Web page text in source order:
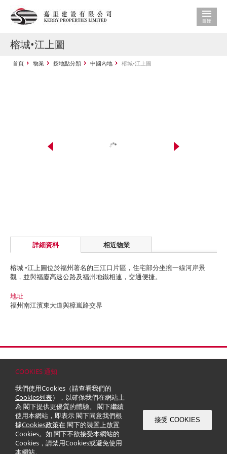
COOKIES 通知
我們使用Cookies（請查看我們的
Cookies列表），以確保我們在網站上
為 閣下提供更優質的體驗。 閣下繼續
使用本網站，即表示 閣下同意我們根
據Cookies政策在 閣下的裝置上放置
Cookies。如 閣下不欲接受本網站的
Cookies，請禁用Cookies或避免使用
本網站。
接受 COOKIES
榕城•江上圖
首頁 物業 按地點分類 中國內地 榕城•江上圖
詳細資料 相近物業
榕城 •江上圖位於福州著名的三江口片區，住宅部分坐擁一線河岸景
觀，並與福廈高速公路及福州地鐵相連，交通便捷。
地址
福州南江濱東大道與樟嵐路交界
© 2026 嘉里建設有限公司 (於百慕達註冊成立之有限公司)